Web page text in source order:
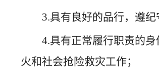
3.具有良好的品行，遵
4.具有正常履行职责的
火和社会抢险救灾工作；